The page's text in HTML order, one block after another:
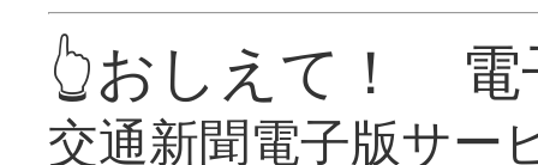
👆おしえて！ 電
交通新聞電子版サー